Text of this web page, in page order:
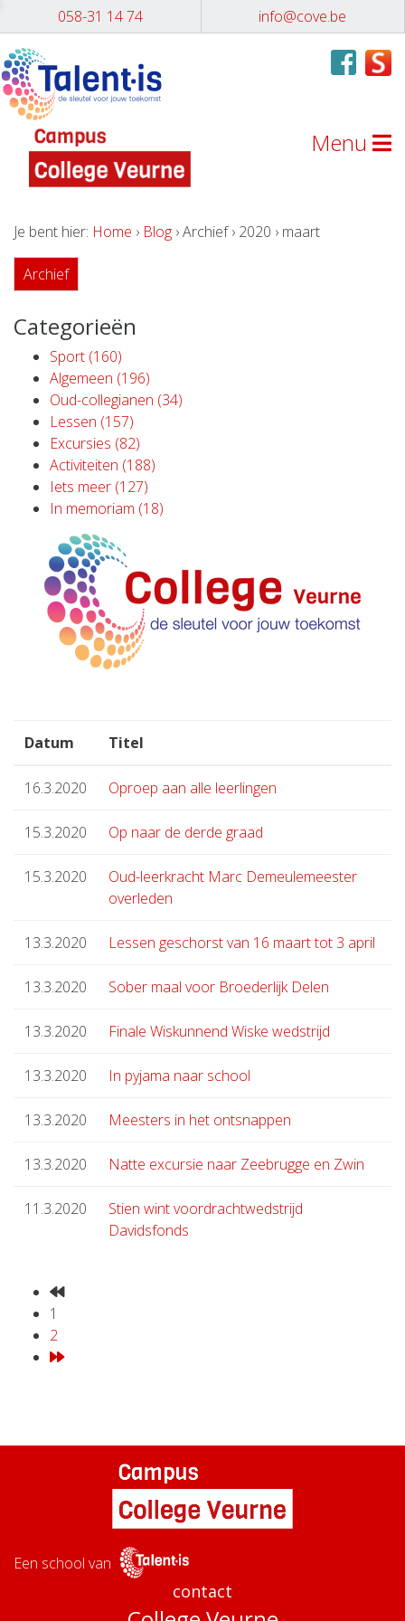
058-31 14 74 info@cove.be
Menu
Je bent hier: Home › Blog › Archief › 2020 › maart
Archief
Categorieën
Sport (160)
Algemeen (196)
Oud-collegianen (34)
Lessen (157)
Excursies (82)
Activiteiten (188)
Iets meer (127)
In memoriam (18)
Datum Titel
16.3.2020 Oproep aan alle leerlingen
15.3.2020 Op naar de derde graad
15.3.2020
Oud-leerkracht Marc Demeulemeester
overleden
13.3.2020 Lessen geschorst van 16 maart tot 3 april
13.3.2020 Sober maal voor Broederlijk Delen
13.3.2020 Finale Wiskunnend Wiske wedstrijd
13.3.2020 In pyjama naar school
13.3.2020 Meesters in het ontsnappen
13.3.2020 Natte excursie naar Zeebrugge en Zwin
11.3.2020
Stien wint voordrachtwedstrijd
Davidsfonds
1
2
Een school van
contact